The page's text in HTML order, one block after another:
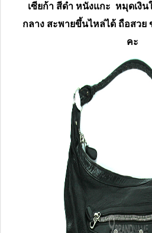
เซียก้า สีดำ หนังแกะ หมุดเงิ
กลาง สะพายขึ้นไหล่ได้ ถือสว
คะ